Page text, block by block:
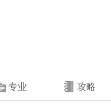
专业 攻略